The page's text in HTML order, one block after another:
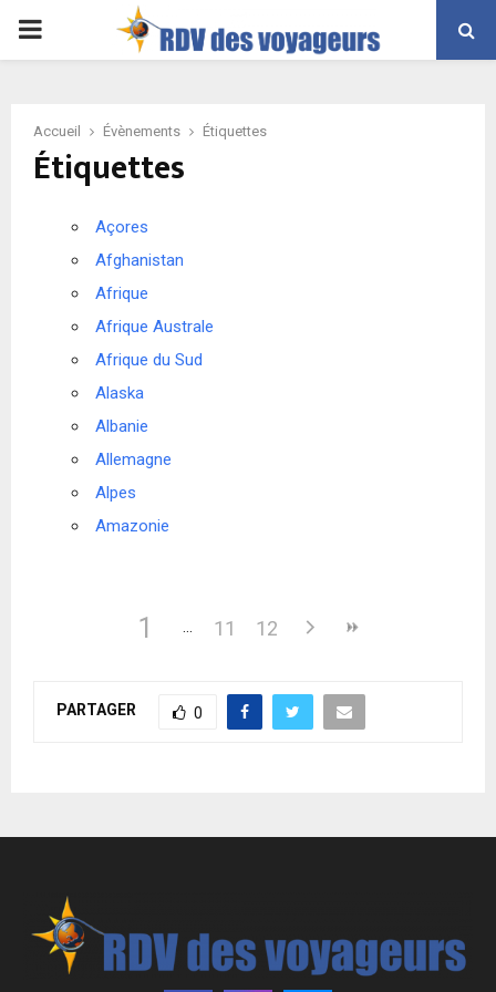
PRIMARY
Accueil Évènements Étiquettes
Étiquettes
Açores
Afghanistan
Afrique
Afrique Australe
Afrique du Sud
Alaska
Albanie
Allemagne
Alpes
Amazonie
1 11 12
PARTAGER 0